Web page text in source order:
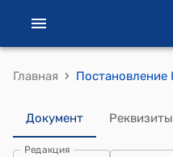
Главная ›
Документ Реквизиты
Редакция